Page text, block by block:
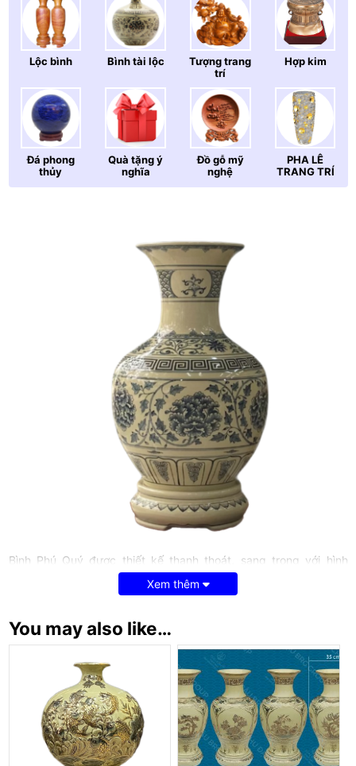
Lộc bình Bình tài lộc
Tượng trang
trí
Hợp kim
Đá phong
thủy
Quà tặng ý
nghĩa
Đồ gỗ mỹ
nghệ
PHA LÊ
TRANG TRÍ
Bình Phú Quý được thiết kế thanh thoát, sang trọng với hình
dáng thân tròn cổ cao mang ý nghĩa phong thủy là sự sung túc
về tiền bạc, phát tài phát lộc, sinh sôi nảy nở, mang lại nhiều may
thường được trưng bày ở các không gian như: phòng khách,
phòng làm việc, showroom công ty, quầy thu ngân…
Với ý nghĩa phong thủy như vậy, bình Phú Quý thường được sử
dụng làm quà biếu tặng người thân, bạn bè và đối tác trong các
dịp đặc biệt như: khai trương, mừng sinh nhật, ngày thành lập
công ty, tri ân đối tác, khách hàng…
Xem thêm
You may also like…